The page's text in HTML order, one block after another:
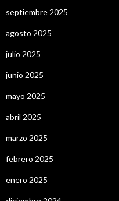
septiembre 2025
agosto 2025
julio 2025
junio 2025
mayo 2025
abril 2025
marzo 2025
febrero 2025
enero 2025